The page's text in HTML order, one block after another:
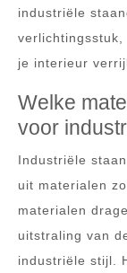
industriële
je interieur
Welke
voor
Industriële
uit materialen
materialen
uitstraling van
industriële stijl.